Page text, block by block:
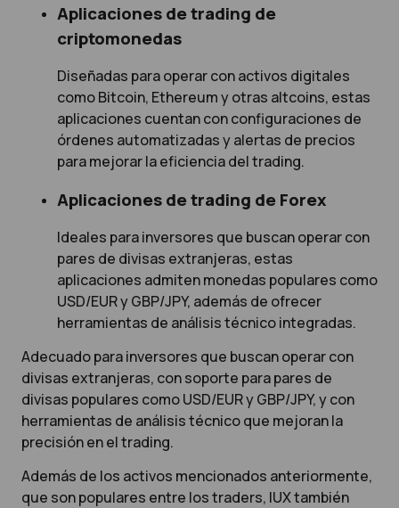
Aplicaciones de trading de
criptomonedas
Diseñadas para operar con activos digitales
como Bitcoin, Ethereum y otras altcoins, estas
aplicaciones cuentan con configuraciones de
órdenes automatizadas y alertas de precios
para mejorar la eficiencia del trading.
Aplicaciones de trading de Forex
Ideales para inversores que buscan operar con
pares de divisas extranjeras, estas
aplicaciones admiten monedas populares como
USD/EUR y GBP/JPY, además de ofrecer
herramientas de análisis técnico integradas.
Adecuado para inversores que buscan operar con
divisas extranjeras, con soporte para pares de
divisas populares comoUSD/EURyGBP/JPY, y con
herramientas de análisis técnico que mejoran la
precisión en el trading.
Además de los activos mencionados anteriormente,
que son populares entre los traders, IUXtambién